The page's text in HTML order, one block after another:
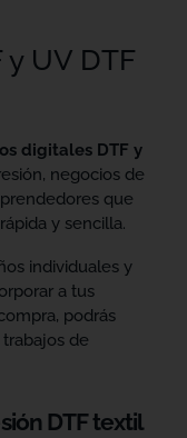
UV DTF
digitales DTF y
negocios de
que
y sencilla.
individuales y
a tus
podrás
de
DTF textil